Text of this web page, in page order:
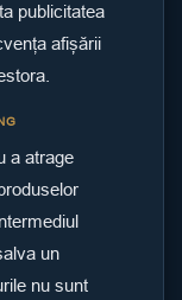
publicitatea
afișării
a atrage
un
nu sunt